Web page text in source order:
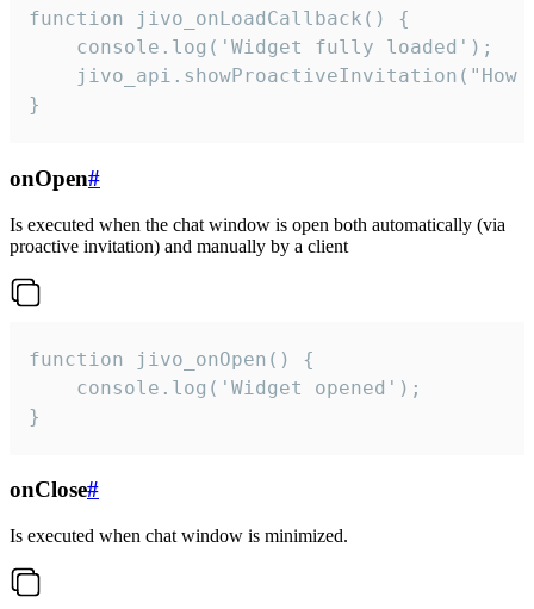
function jivo_onLoadCallback() {
    console.log('Widget fully loaded');
jivo_api.showProactiveInvitation("How
}
onOpen#
Is executed when the chat window is open both automatically (via
proactive invitation) and manually by a client
function jivo_onOpen() {
    console.log('Widget opened');
}
onClose#
Is executed when chat window is minimized.